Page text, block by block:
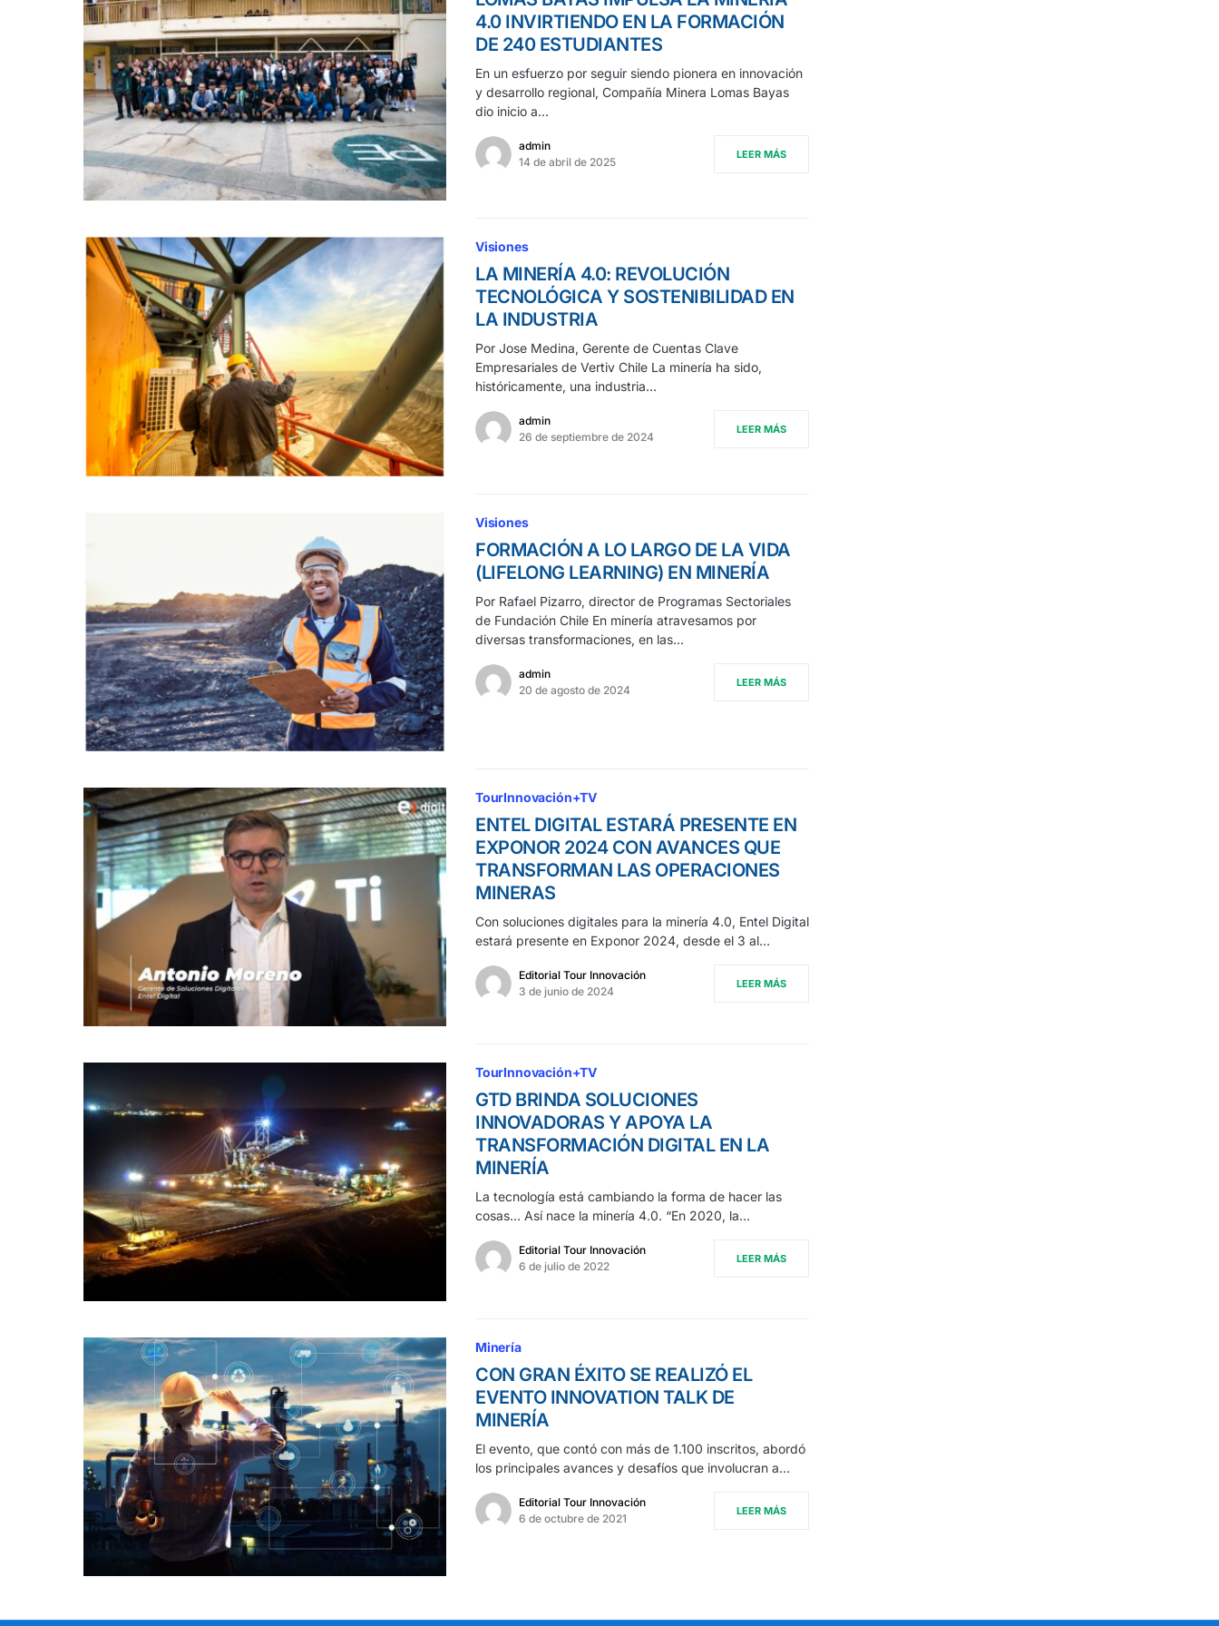
4.0 INVIRTIENDO EN LA FORMACIÓN
DE 240 ESTUDIANTES
En un esfuerzo por seguir siendo pionera en innovación
y desarrollo regional, Compañía Minera Lomas Bayas
dio inicio a…
admin
14 de abril de 2025
LEER MÁS
Visiones
LA MINERÍA 4.0: REVOLUCIÓN
TECNOLÓGICA Y SOSTENIBILIDAD EN
LA INDUSTRIA
Por Jose Medina, Gerente de Cuentas Clave
Empresariales de Vertiv Chile La minería ha sido,
históricamente, una industria…
admin
26 de septiembre de 2024
LEER MÁS
Visiones
FORMACIÓN A LO LARGO DE LA VIDA
(LIFELONG LEARNING) EN MINERÍA
Por Rafael Pizarro, director de Programas Sectoriales
de Fundación Chile En minería atravesamos por
diversas transformaciones, en las…
admin
20 de agosto de 2024
LEER MÁS
TourInnovación+TV
ENTEL DIGITAL ESTARÁ PRESENTE EN
EXPONOR 2024 CON AVANCES QUE
TRANSFORMAN LAS OPERACIONES
MINERAS
Con soluciones digitales para la minería 4.0, Entel Digital
estará presente en Exponor 2024, desde el 3 al…
Editorial Tour Innovación
3 de junio de 2024
LEER MÁS
TourInnovación+TV
GTD BRINDA SOLUCIONES
INNOVADORAS Y APOYA LA
TRANSFORMACIÓN DIGITAL EN LA
MINERÍA
La tecnología está cambiando la forma de hacer las
cosas… Así nace la minería 4.0. “En 2020, la…
Editorial Tour Innovación
6 de julio de 2022
LEER MÁS
Minería
CON GRAN ÉXITO SE REALIZÓ EL
EVENTO INNOVATION TALK DE
MINERÍA
El evento, que contó con más de 1.100 inscritos, abordó
los principales avances y desafíos que involucran a…
Editorial Tour Innovación
6 de octubre de 2021
LEER MÁS